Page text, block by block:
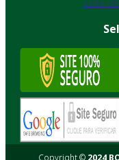
Copyright © 2024